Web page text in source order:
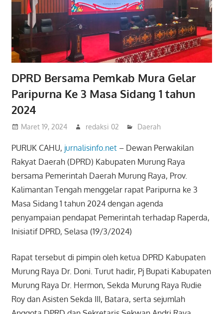
DPRD Bersama Pemkab Mura Gelar
Paripurna Ke 3 Masa Sidang 1 tahun
2024
Maret 19, 2024 redaksi 02 Daerah
PURUK CAHU, jurnalisinfo.net– Dewan Perwakilan
Rakyat Daerah (DPRD) Kabupaten Murung Raya
bersama Pemerintah Daerah Murung Raya, Prov.
Kalimantan Tengah menggelar rapat Paripurna ke 3
Masa Sidang 1 tahun 2024 dengan agenda
penyampaian pendapat Pemerintah terhadap Raperda,
Inisiatif DPRD, Selasa (19/3/2024)
Rapat tersebut di pimpin oleh ketua DPRD Kabupaten
Murung Raya Dr. Doni. Turut hadir, Pj Bupati Kabupaten
Murung Raya Dr. Hermon, Sekda Murung Raya Rudie
Roy dan Asisten Sekda III, Batara, serta sejumlah